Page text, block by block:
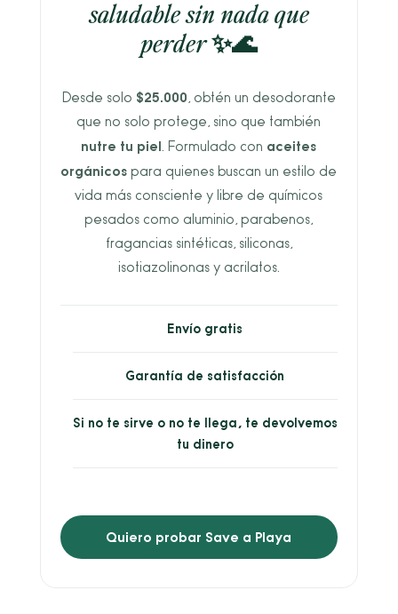
saludable sin nada que
perder ✨🌊
Desde solo $25.000, obtén un desodorante
que no solo protege, sino que también
nutre tu piel. Formulado con aceites
orgánicos para quienes buscan un estilo de
vida más consciente y libre de químicos
pesados como aluminio, parabenos,
fragancias sintéticas, siliconas,
isotiazolinonas y acrilatos.
Envío gratis
Garantía de satisfacción
Si no te sirve o no te llega, te devolvemos
tu dinero
Quiero probar Save a Playa